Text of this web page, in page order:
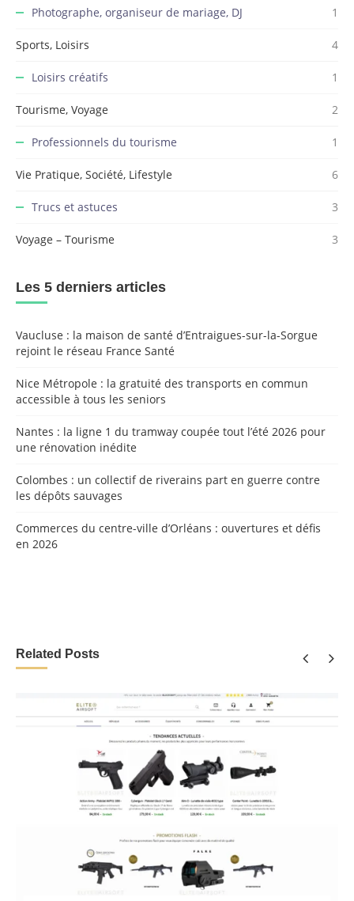
Photographe, organiseur de mariage, DJ 1
Sports, Loisirs 4
Loisirs créatifs 1
Tourisme, Voyage 2
Professionnels du tourisme 1
Vie Pratique, Société, Lifestyle 6
Trucs et astuces 3
Voyage – Tourisme 3
Les 5 derniers articles
Vaucluse : la maison de santé d’Entraigues-sur-la-Sorgue
rejoint le réseau France Santé
Nice Métropole : la gratuité des transports en commun
accessible à tous les seniors
Nantes : la ligne 1 du tramway coupée tout l’été 2026 pour
une rénovation inédite
Colombes : un collectif de riverains part en guerre contre
les dépôts sauvages
Commerces du centre-ville d’Orléans : ouvertures et défis
en 2026
Related Posts